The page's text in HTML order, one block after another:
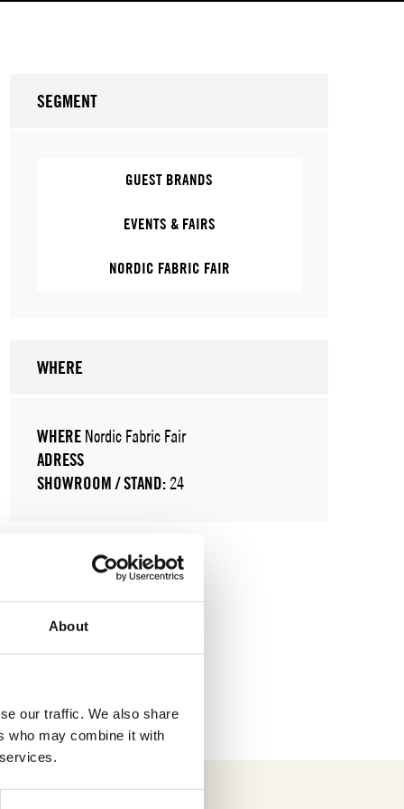
About
our traffic. We also share
who may combine it with
SEGMENT
GUEST BRANDS
EVENTS & FAIRS
NORDIC FABRIC FAIR
WHERE
WHERE Nordic Fabric Fair
ADRESS
SHOWROOM / STAND: 24